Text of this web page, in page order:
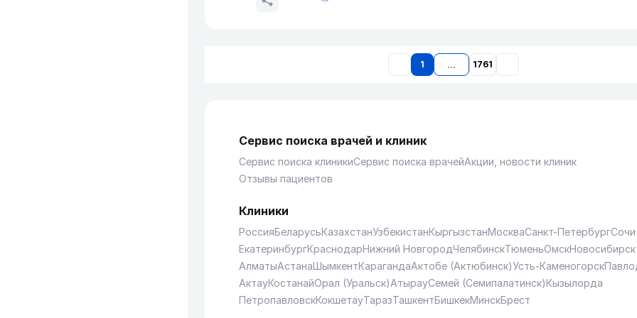
1 1761
Сервис поиска врачей и клиник
Сервис поиска клиникиСервис поиска врачейАкции, новости клиник
Отзывы пациентов
Клиники
РоссияБеларусьКазахстанУзбекистанКыргызстанМоскваСанкт-ПетербургСочи
ЕкатеринбургКраснодарНижний НовгородЧелябинскТюменьОмскНовосибирск
АлматыАстанаШымкентКарагандаАктобе (Актюбинск)Усть-Каменогорск
АктауКостанайОрал (Уральск)АтырауСемей (Семипалатинск)Кызылорда
ПетропавловскКокшетауТаразТашкентБишкекМинскБрест